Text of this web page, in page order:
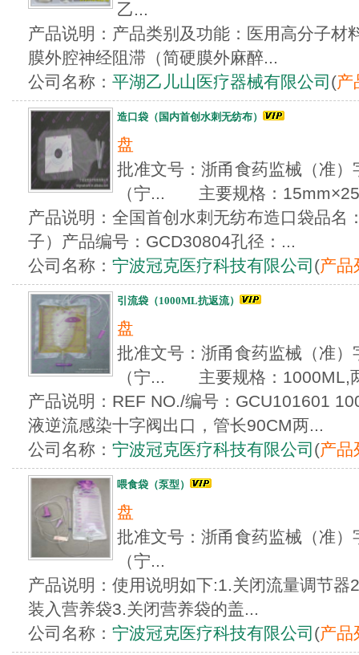
乙...
产品说明：产品类别及功能：医用高分子材
膜外腔神经阻滞（简硬膜外麻醉...
公司名称： 平湖乙儿山医疗器械有限公司 (产
造口袋（国内首创水刺无纺布）
盘
批准文号：浙甬食药监械（准
（宁... 主要规格：
产品说明：全国首创水刺无纺布造口袋品名
子）产品编号：GCD30804孔径：...
公司名称： 宁波冠克医疗科技有限公司 (产品
引流袋（1000ML抗返流）
盘
批准文号：浙甬食药监械（准
（宁... 主要规格：1000ML,
产品说明：REF NO./编号：GCU101601
液逆流感染十字阀出口，管长90CM两...
公司名称： 宁波冠克医疗科技有限公司 (产品
喂食袋（泵型）
盘
批准文号：浙甬食药监械（准
（宁...
产品说明：使用说明如下:1.关闭流量调节器
装入营养袋3.关闭营养袋的盖...
公司名称： 宁波冠克医疗科技有限公司 (产品